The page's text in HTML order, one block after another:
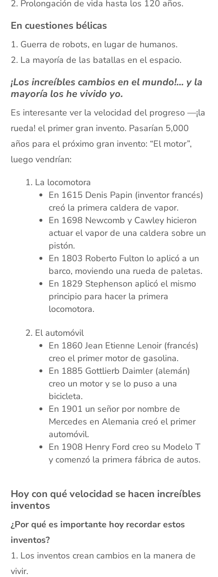
2. Prolongación de vida hasta los 120 años.
En cuestiones bélicas
1. Guerra de robots, en lugar de humanos.
2. La mayoría de las batallas en el espacio.
¡Los increíbles cambios en el mundo!… y la
mayoría los he vivido yo.
Es interesante ver la velocidad del progreso —¡la
rueda! el primer gran invento. Pasarían 5,000
años para el próximo gran invento: “El motor”,
luego vendrían:
La locomotora
En 1615 Denis Papin (inventor francés)
creó la primera caldera de vapor.
En 1698 Newcomb y Cawley hicieron
actuar el vapor de una caldera sobre un
pistón.
En 1803 Roberto Fulton lo aplicó a un
barco, moviendo una rueda de paletas.
En 1829 Stephenson aplicó el mismo
principio para hacer la primera
locomotora.
El automóvil
En 1860 Jean Etienne Lenoir (francés)
creo el primer motor de gasolina.
En 1885 Gottlierb Daimler (alemán)
creo un motor y se lo puso a una
bicicleta.
En 1901 un señor por nombre de
Mercedes en Alemania creó el primer
automóvil.
En 1908 Henry Ford creo su Modelo T
y comenzó la primera fábrica de autos.
Hoy con qué velocidad se hacen increíbles
inventos
¿Por qué es importante hoy recordar estos
inventos?
1. Los inventos crean cambios en la manera de
vivir.